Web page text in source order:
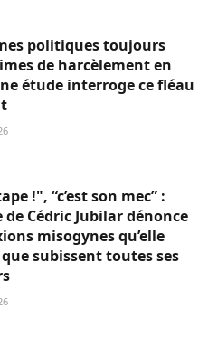
politiques toujours
de harcèlement en
étude interroge ce fléau
!", “c’est son mec” :
de Cédric Jubilar dénonce
misogynes qu’elle
subissent toutes ses